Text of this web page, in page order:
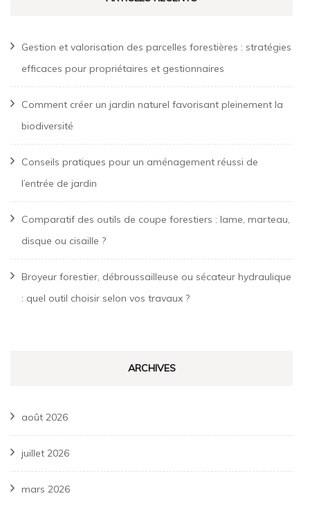
Gestion et valorisation des parcelles forestières : stratégies
efficaces pour propriétaires et gestionnaires
Comment créer un jardin naturel favorisant pleinement la
biodiversité
Conseils pratiques pour un aménagement réussi de
l’entrée de jardin
Comparatif des outils de coupe forestiers : lame, marteau,
disque ou cisaille ?
Broyeur forestier, débroussailleuse ou sécateur hydraulique
: quel outil choisir selon vos travaux ?
ARCHIVES
août 2026
juillet 2026
mars 2026